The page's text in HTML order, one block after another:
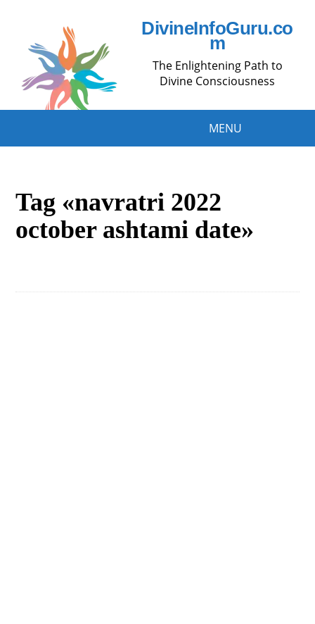
DivineInfoGuru.co
m
The Enlightening Path to
Divine Consciousness
MENU
Tag «navratri 2022
october ashtami date»